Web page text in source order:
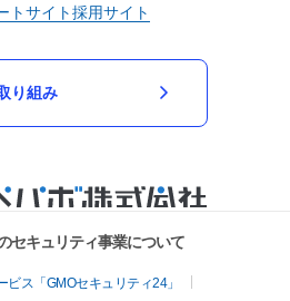
トサイト採用サイト
り組み
セキュリティ事業について
ス「GMOセキュリティ24」